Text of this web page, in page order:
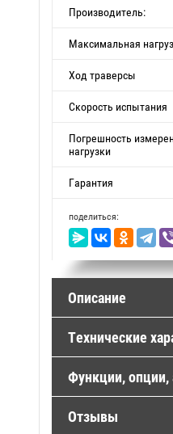
Производитель:
Максимальная
Ход траверсы
Скорость испытания
Погрешность
нагрузки
Гарантия
поделиться:
Описание
Технические
Функции, опции,
Отзывы